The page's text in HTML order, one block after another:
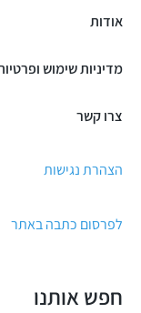
אודות
מדיניות שימוש ופרטיות
צרו קשר
הצהרת נגישות
לפרסום כתבה באתר
חפש אותנו